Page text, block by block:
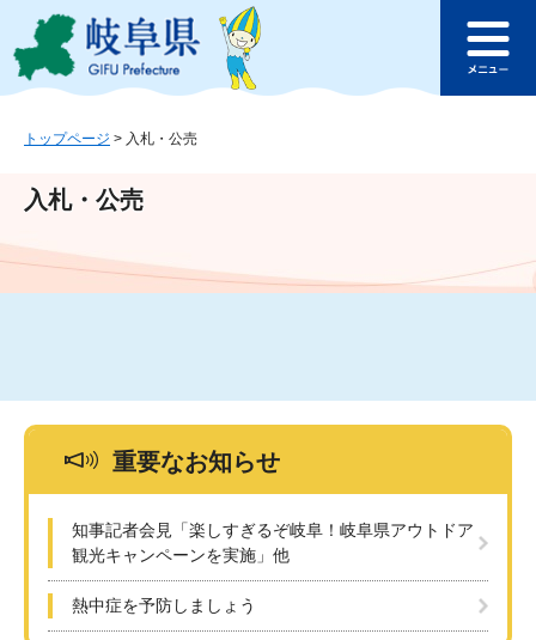
ジ
ュ
文
このページの本文へ
ュ
トップページ > 入札・公売
入札・公売
重要なお知らせ
知事記者会見「楽しすぎるぞ岐阜！岐阜県アウトドア
観光キャンペーンを実施」他
熱中症を予防しましょう